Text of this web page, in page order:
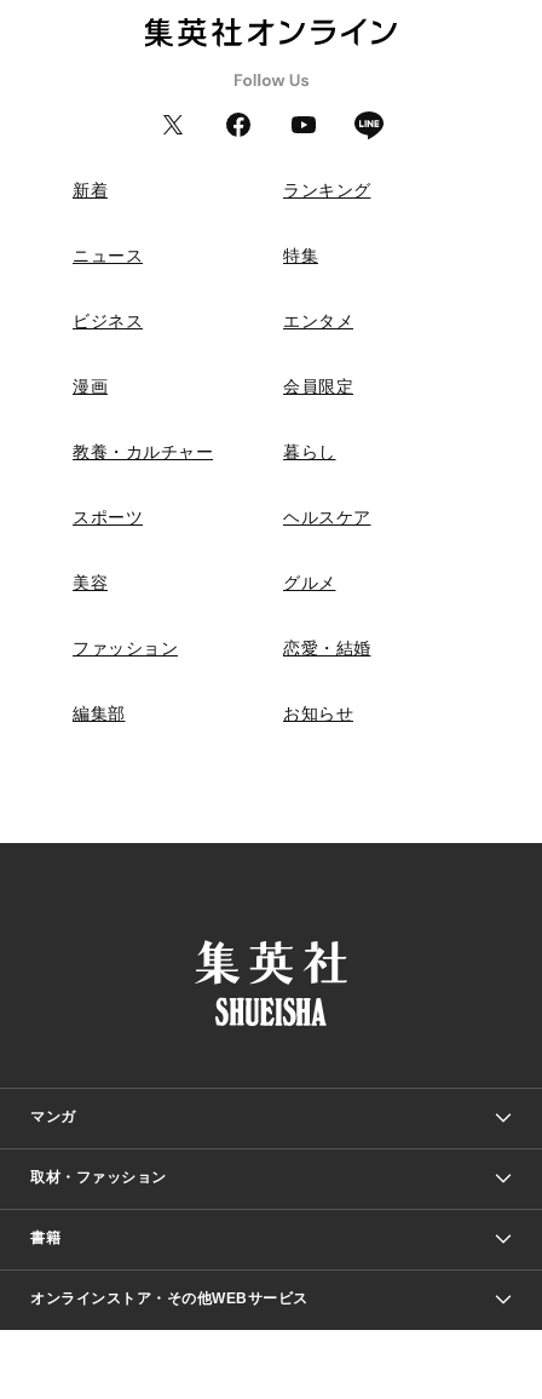
新着 ランキング
ニュース 特集
ビジネス エンタメ
漫画 会員限定
教養・カルチャー 暮らし
スポーツ ヘルスケア
美容 グルメ
ファッション 恋愛・結婚
編集部 お知らせ
マンガ
少年マンガ
Vジャンプ
週刊ヤングジャンプ
少女マンガ
取材・ファッション
Seventeen
芸能・情報・スポーツ
書籍
文芸・文庫・総合
オンラインストア・その他WEBサービス